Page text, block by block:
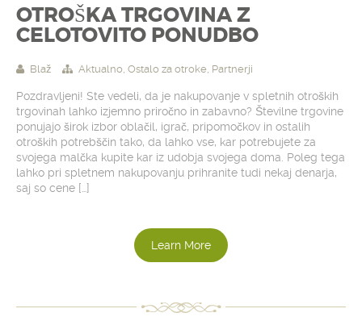
OTROŠKA TRGOVINA Z
CELOTOVITO PONUDBO
Blaž Aktualno, Ostalo za otroke, Partnerji
Pozdravljeni! Ste vedeli, da je nakupovanje v spletnih otroških
trgovinah lahko izjemno priročno in zabavno? Številne trgovine
ponujajo širok izbor oblačil, igrač, pripomočkov in ostalih
otroških potrebščin tako, da lahko vse, kar potrebujete za
svojega malčka kupite kar iz udobja svojega doma. Poleg tega
lahko pri spletnem nakupovanju prihranite tudi nekaj denarja,
saj so cene […]
Learn More